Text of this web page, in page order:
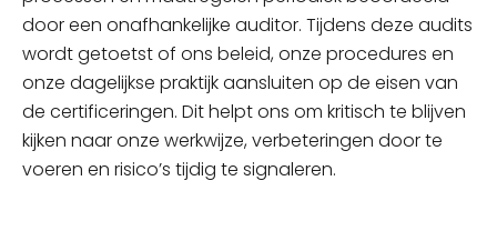
door een onafhankelijke auditor. Tijdens deze audits
wordt getoetst of ons beleid, onze procedures en
onze dagelijkse praktijk aansluiten op de eisen van
de certificeringen. Dit helpt ons om kritisch te blijven
kijken naar onze werkwijze, verbeteringen door te
voeren en risico’s tijdig te signaleren.